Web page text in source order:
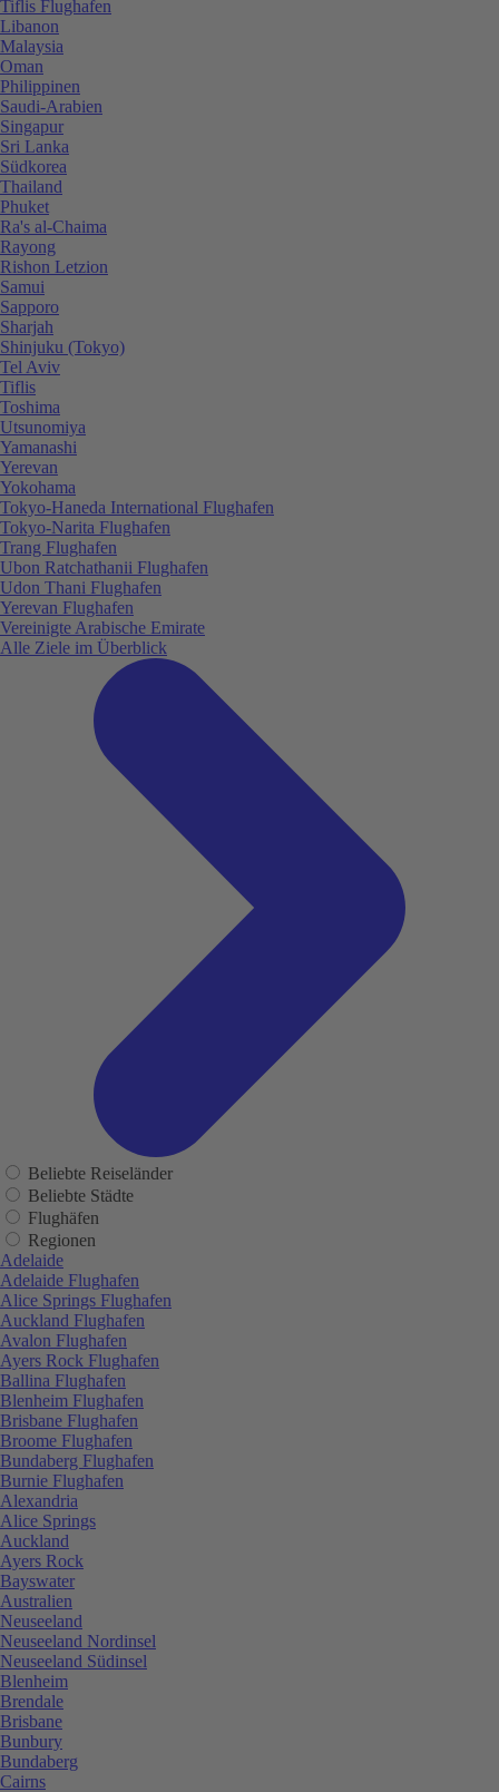
Tiflis Flughafen
Libanon
Malaysia
Oman
Philippinen
Saudi-Arabien
Singapur
Sri Lanka
Südkorea
Thailand
Phuket
Ra's al-Chaima
Rayong
Rishon Letzion
Samui
Sapporo
Sharjah
Shinjuku (Tokyo)
Tel Aviv
Tiflis
Toshima
Utsunomiya
Yamanashi
Yerevan
Yokohama
Tokyo-Haneda International Flughafen
Tokyo-Narita Flughafen
Trang Flughafen
Ubon Ratchathanii Flughafen
Udon Thani Flughafen
Yerevan Flughafen
Vereinigte Arabische Emirate
Alle Ziele im Überblick
Beliebte Reiseländer
Beliebte Städte
Flughäfen
Regionen
Adelaide
Adelaide Flughafen
Alice Springs Flughafen
Auckland Flughafen
Avalon Flughafen
Ayers Rock Flughafen
Ballina Flughafen
Blenheim Flughafen
Brisbane Flughafen
Broome Flughafen
Bundaberg Flughafen
Burnie Flughafen
Alexandria
Alice Springs
Auckland
Ayers Rock
Bayswater
Australien
Neuseeland
Neuseeland Nordinsel
Neuseeland Südinsel
Blenheim
Brendale
Brisbane
Bunbury
Bundaberg
Cairns